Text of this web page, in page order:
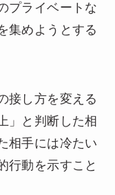
プライベートな
集めようとする
接し方を変える
」と判断した相
相手には冷たい
行動を示すこと